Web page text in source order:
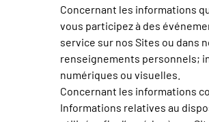
Concernant les informations
vous participez à des
service sur nos Sites ou dans
renseignements personnels;
numériques ou visuelles.
Concernant les informations
Informations relatives au